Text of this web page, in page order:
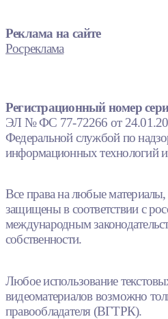
Реклама на сайте
Росреклама
Регистрационный номер
ЭЛ № ФС 77-72266 от
Федеральной службой по
информационных технологий
Все права на любые
защищены в соответствии с
международным
собственности.
Любое использование
видеоматериалов возможно
правообладателя (ВГТРК).